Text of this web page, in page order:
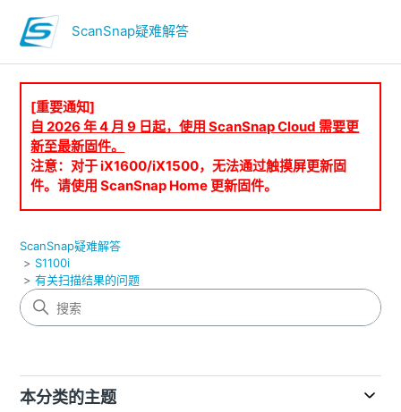
ScanSnap疑难解答
[重要通知]
自 2026 年 4 月 9 日起，使用 ScanSnap Cloud 需要更
新至最新固件。
注意：对于 iX1600/iX1500，无法通过触摸屏更新固
件。请使用 ScanSnap Home 更新固件。
ScanSnap疑难解答
S1100i
有关扫描结果的问题
本分类的主题